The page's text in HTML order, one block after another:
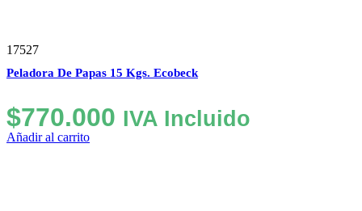
17527
Peladora De Papas 15 Kgs. Ecobeck
$770.000 IVA Incluido
Añadir al carrito